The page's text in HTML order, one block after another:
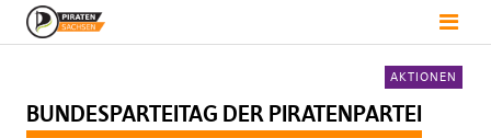
AKTIONEN
BUNDESPARTEITAG DER PIRATENPARTEI